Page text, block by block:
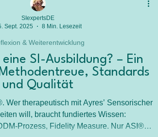
SI-Ausbildung? – Ein
Standards
und Qualität
Wer therapeutisch mit Ayres’ Sensorischer
will, braucht fundiertes Wissen:
Prozess, Fidelity Measure. Nur ASI®-
& Weiterentwicklung
SIexpertsDE
Sept. 2025
8 Min. Lesezeit